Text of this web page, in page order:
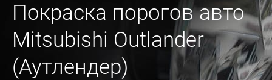
Покраска порогов авто
Mitsubishi Outlander
(Аутлендер)